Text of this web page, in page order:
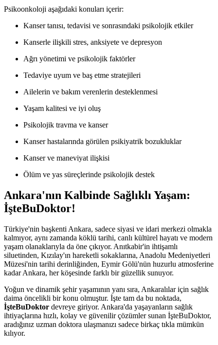
Psikoonkoloji aşağıdaki konuları içerir:
Kanser tanısı, tedavisi ve sonrasındaki psikolojik etkiler
Kanserle ilişkili stres, anksiyete ve depresyon
Ağrı yönetimi ve psikolojik faktörler
Tedaviye uyum ve baş etme stratejileri
Ailelerin ve bakım verenlerin desteklenmesi
Yaşam kalitesi ve iyi oluş
Psikolojik travma ve kanser
Kanser hastalarında görülen psikiyatrik bozukluklar
Kanser ve maneviyat ilişkisi
Ölüm ve yas süreçlerinde psikolojik destek
Ankara'nın Kalbinde Sağlıklı Yaşam:
İşteBuDoktor!
Türkiye'nin başkenti Ankara, sadece siyasi ve idari merkezi olmakla
kalmıyor, aynı zamanda köklü tarihi, canlı kültürel hayatı ve modern
yaşam olanaklarıyla da öne çıkıyor. Anıtkabir'in ihtişamlı
siluetinden, Kızılay'ın hareketli sokaklarına, Anadolu Medeniyetleri
Müzesi'nin tarihi derinliğinden, Eymir Gölü'nün huzurlu atmosferine
kadar Ankara, her köşesinde farklı bir güzellik sunuyor.
Yoğun ve dinamik şehir yaşamının yanı sıra, Ankaralılar için sağlık
daima öncelikli bir konu olmuştur. İşte tam da bu noktada,
İşteBuDoktor devreye giriyor. Ankara'da yaşayanların sağlık
ihtiyaçlarına hızlı, kolay ve güvenilir çözümler sunan İşteBuDoktor,
aradığınız uzman doktora ulaşmanızı sadece birkaç tıkla mümkün
kılıyor.